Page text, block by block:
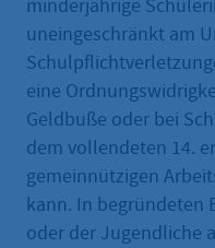
minderjährige
uneingeschränkt am
eine
Geldbuße oder bei
dem vollendeten 14.
gemeinnützigen
kann. In begründeten
oder der Jugendliche